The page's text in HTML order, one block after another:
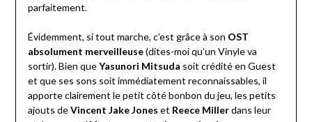
parfaitement.
Évidemment, si tout marche, c’est grâce à son OST
absolument merveilleuse(dites-moi qu’un Vinyle va
sortir). Bien queYasunori Mitsuda soit crédité en Guest
et que ses sons soit immédiatement reconnaissables, il
apporte clairement le petit côté bonbon du jeu, les petits
ajouts deVincent Jake Jones et Reece Millerdans leur